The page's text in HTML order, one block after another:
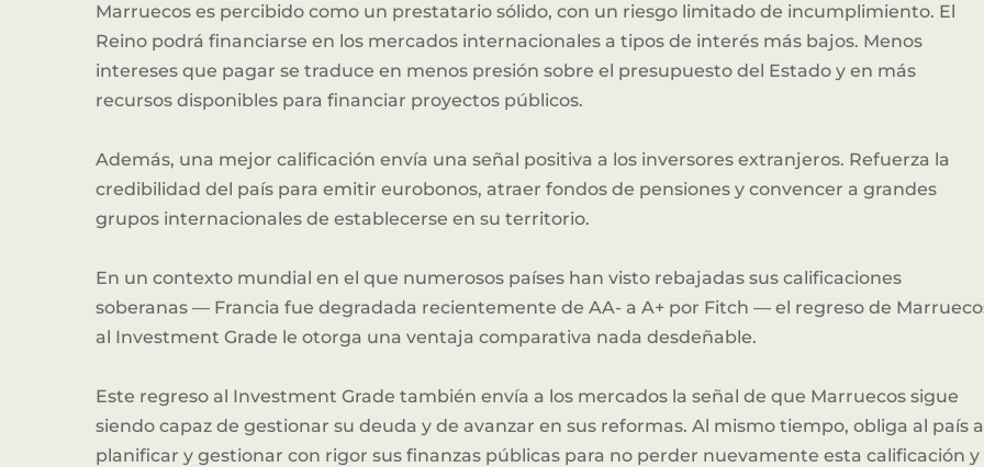
Marruecos es percibido como un prestatario sólido, con un riesgo limitado de incumplimiento. El
Reino podrá financiarse en los mercados internacionales a tipos de interés más bajos. Menos
intereses que pagar se traduce en menos presión sobre el presupuesto del Estado y en más
recursos disponibles para financiar proyectos públicos.
Además, una mejor calificación envía una señal positiva a los inversores extranjeros. Refuerza la
credibilidad del país para emitir eurobonos, atraer fondos de pensiones y convencer a grandes
grupos internacionales de establecerse en su territorio.
En un contexto mundial en el que numerosos países han visto rebajadas sus calificaciones
soberanas — Francia fue degradada recientemente de AA- a A+ por Fitch — el regreso de
al Investment Grade le otorga una ventaja comparativa nada desdeñable.
Este regreso al Investment Grade también envía a los mercados la señal de que Marruecos sigue
siendo capaz de gestionar su deuda y de avanzar en sus reformas. Al mismo tiempo, obliga al país a
planificar y gestionar con rigor sus finanzas públicas para no perder nuevamente esta calificación y